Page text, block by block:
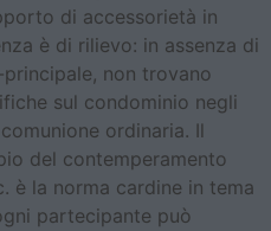
di accessorietà in
è di rilievo: in assenza di
non trovano
sul condominio negli
ordinaria. Il
del contemperamento
è la norma cardine in tema
partecipante può